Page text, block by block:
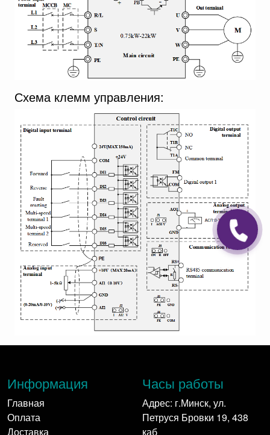
Схема клемм управления:
Информация
Главная
Оплата
Доставка
Часы работы
Адрес: г.Минск, ул.
Петруся Бровки 19, 438
каб